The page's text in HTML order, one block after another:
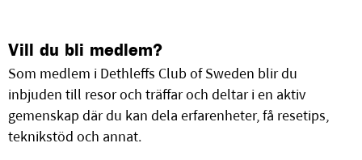
Vill du bli medlem?
Som medlem i Dethleffs Club of Sweden blir du
inbjuden till resor och träffar och deltar i en aktiv
gemenskap där du kan dela erfarenheter, få resetips,
teknikstöd och annat.